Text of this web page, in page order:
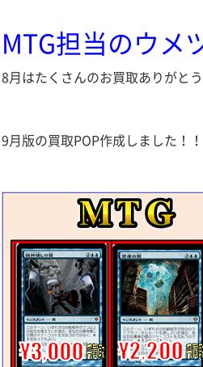
MTG担当のウメ
8月はたくさんのお買取ありがと
9月版の買取POP作成しました！！